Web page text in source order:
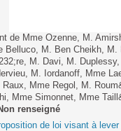
de Mme Ozenne, M.
Belluco, M. Ben Cheikh,
M. Davi, M.
M. Iordanoff, Mme
Raux, Mme Regol, M.
Mme Simonnet, Mme
renseigné
de loi visant à